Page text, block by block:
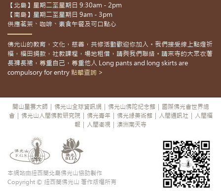
【北島】星期二至星期日 9:30am - 2pm
【南島】星期二至星期日 9am - 3pm
供應茗茶、咖啡、素食午餐及可口點心
佛光山的教育，文化，慈善，共修活動歡迎你加入。我們接受線上點燈祈
福，福田捐款，社教課程，場地租借，請與我們聯絡。請來寺的大眾衣著
長褲長裙，尊重自己，尊重他人 Long pants and long skirts are
compulsory for entry 點擊查詢 >
開山星雲大師 佛光山全球資訊網 佛光山佛陀紀念館
國際佛光會世界總
會
佛光山人間佛教研究院 佛光青年 佛光緣美術館 人間通訊社
人間福
報
人間衛視 澳洲南天寺
本網站由紐西蘭北島佛光山協助製作
Copyright © 紐西蘭佛光山 著作版權所有